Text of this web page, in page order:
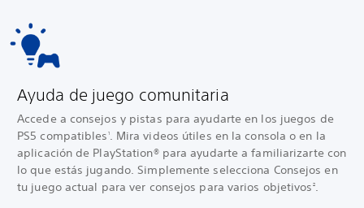
Ayuda de juego comunitaria
Accede a consejos y pistas para ayudarte en los juegos de
PS5 compatibles 1. Mira videos útiles en la consola o en la
aplicación de PlayStation® para ayudarte a familiarizarte con
lo que estás jugando. Simplemente selecciona Consejos en
tu juego actual para ver consejos para varios objetivos 2.